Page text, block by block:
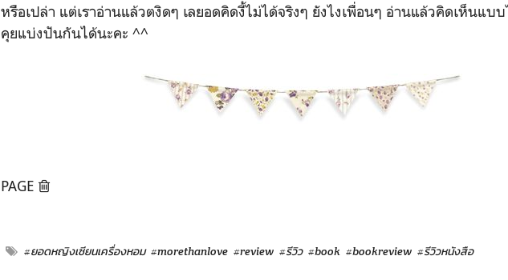
หรือเปล่า แต่เราอ่านแล้วตงิดๆ เลยอดคิดงี้ไม่ได้จริงๆ ยังไงเพื่อนๆ อ่านแล้วคิดเห็นแบ
คุยแบ่งปันกันได้นะคะ ^^
PAGE
#ยอดหญิงเซียนเครื่องหอม #morethanlove #review #รีวิว #book #bookreview #รีวิวหนังสือ